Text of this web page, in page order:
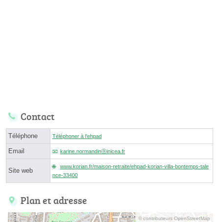
Contact
Téléphone Téléphoner à l'ehpad
Email karine.normandinⓐinicea.fr
Site web
www.korian.fr/maison-retraite/ehpad-korian-villa-bontemps-tale
nce-33400
Plan et adresse
© contributeurs OpenStreetMap